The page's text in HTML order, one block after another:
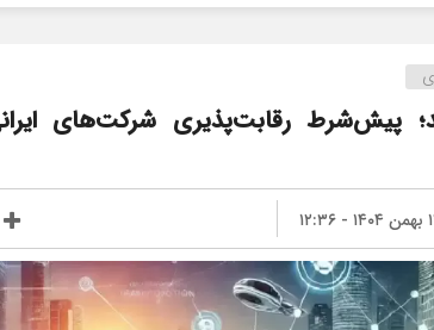
پیش‌شرط رقابت‌پذیری شرکت‌های